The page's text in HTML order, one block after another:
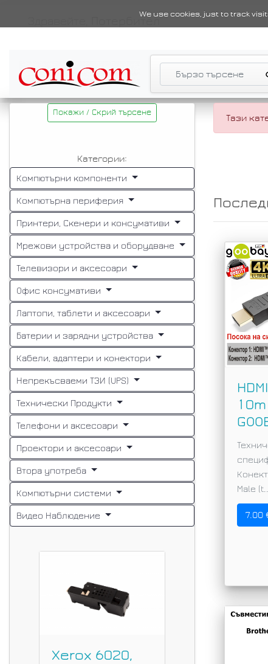
We use cookies, just to track
Покажи / Скрий търсене
Категории:
Компютърни компоненти
Компютърна периферия
Принтери, Скенери и консумативи
Мрежови устройства и оборудване
Телевизори и аксесоари
Офис консумативи
Лаптопи, таблети и аксесоари
Батерии и зарядни устройства
Кабели, адаптери и конектори
Непрекъсваеми ТЗИ (UPS)
Технически Продукти
Телефони и аксесоари
Проектори и аксесоари
Втора употреба
Компютърни системи
Видео Наблюдение
Xerox 6020,
Тази
Male (t...
7.00